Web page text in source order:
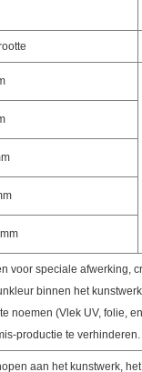
voor speciale afwerking,
binnen het
noemen (Vlek UV, folie,
productie te verhinderen.
aan het kunstwerk,